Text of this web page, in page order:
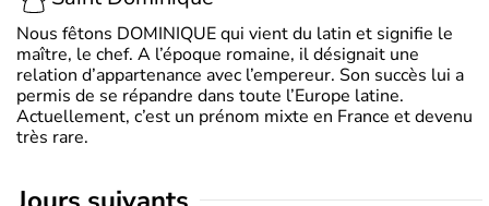
Nous fêtons DOMINIQUE qui vient du latin et signifie le
maître, le chef. A l’époque romaine, il désignait une
relation d’appartenance avec l’empereur. Son succès lui a
permis de se répandre dans toute l’Europe latine.
Actuellement, c’est un prénom mixte en France et devenu
très rare.